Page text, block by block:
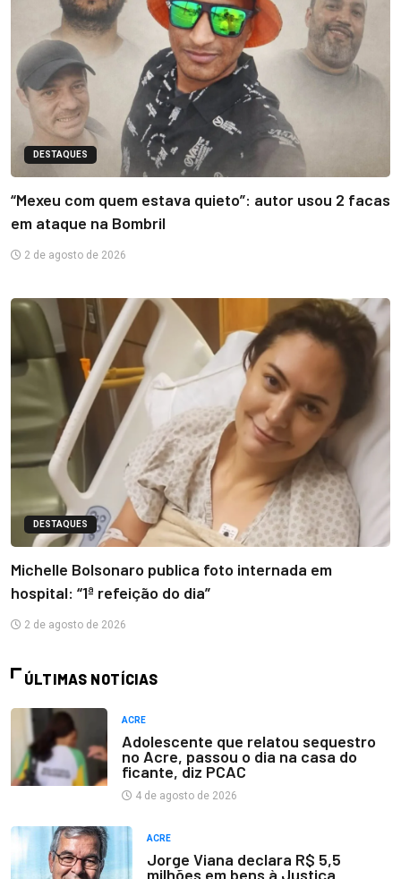
DESTAQUES
“Mexeu com quem estava quieto”: autor usou 2 facas
em ataque na Bombril
2 de agosto de 2026
DESTAQUES
Michelle Bolsonaro publica foto internada em
hospital: “1ª refeição do dia”
2 de agosto de 2026
ÚLTIMAS NOTÍCIAS
ACRE
Adolescente que relatou sequestro
no Acre, passou o dia na casa do
ficante, diz PCAC
4 de agosto de 2026
ACRE
Jorge Viana declara R$ 5,5
milhões em bens à Justiça